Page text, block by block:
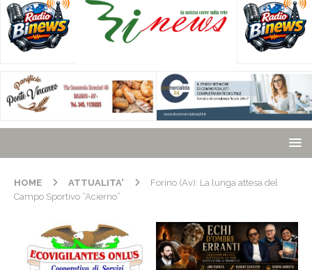
HOME ATTUALITA'
Forino (Av): La lunga attesa del
Campo Sportivo “Acierno”